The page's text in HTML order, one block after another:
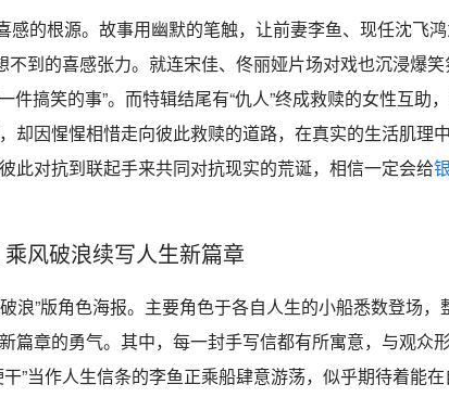
感的根源。故事用幽默的笔触，让前妻李鱼、现任沈飞
不到的喜感张力。就连宋佳、佟丽娅片场对戏也沉浸爆
件搞笑的事”。而特辑结尾有“仇人”终成救赎的女性互助
却因惺惺相惜走向彼此救赎的道路，在真实的生活肌理
此对抗到联起手来共同对抗现实的荒诞，相信一定会给
风破浪续写人生新篇章
浪”版角色海报。主要角色于各自人生的小船悉数登场，
篇章的勇气。其中，每一封手写信都有所寓意，与观众
”当作人生信条的李鱼正乘船肆意游荡，似乎期待着能